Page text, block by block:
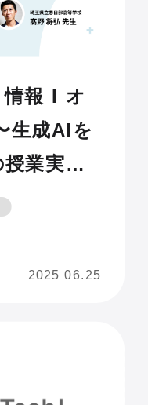
情報 I オ
生成AIを
業実践
2025 06.25